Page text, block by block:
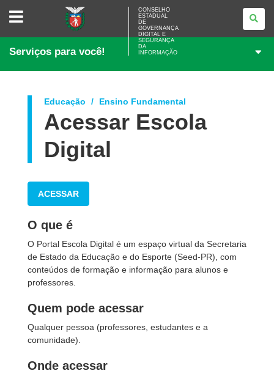
CONSELHO
ESTADUAL
GOVERNANÇA
E
DA
CONSELHO
ESTADUAL
DE
GOVERNANÇA
DIGITAL E
SEGURANÇA
DA
INFORMAÇÃO
Serviços para você!
Educação Ensino Fundamental
Acessar Escola
Digital
ACESSAR
O que é
O Portal Escola Digital é um espaço virtual da Secretaria
de Estado da Educação e do Esporte (Seed-PR), com
conteúdos de formação e informação para alunos e
professores.
Quem pode acessar
Qualquer pessoa (professores, estudantes e a
comunidade).
Onde acessar